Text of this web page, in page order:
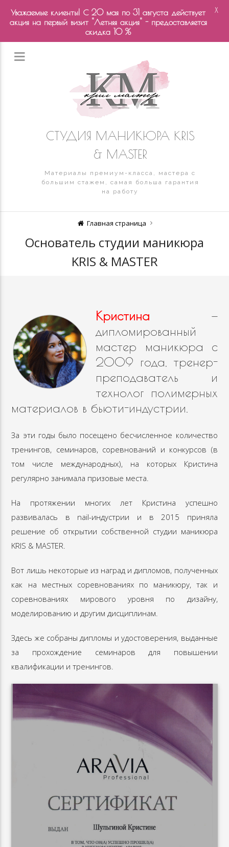
СТУДИЯ МАНИКЮРА KRIS
& MASTER
Материалы премиум-класса, мастера с
большим стажем, самая больша гарантия
на работу
Главная страница
Основатель студии маникюра
KRIS & MASTER
Кристина —
дипломированный
мастер маникюра с
2009 года, тренер-
преподаватель и
технолог полимерных
материалов в бьюти-индустрии.
За эти годы было посещено бесчисленное количество
тренингов, семинаров, соревнований и конкурсов (в
том числе международных), на которых Кристина
регулярно занимала призовые места.
На протяжении многих лет Кристина успешно
развивалась в nail-индустрии и в 2015 приняла
решение об открытии собственной студии маникюра
KRIS & MASTER.
Вот лишь некоторые из наград и дипломов, полученных
как на местных соревнованиях по маникюру, так и
соревнованиях мирового уровня по дизайну,
моделированию и другим дисциплинам.
Здесь же собраны дипломы и удостоверения, выданные
за прохождение семинаров для повышении
квалификации и тренингов.
Уважаемые клиенты! С 20 мая по 31 августа действует
акция на первый визит "Летняя акция" - предоставляется
скидка 10 %
X